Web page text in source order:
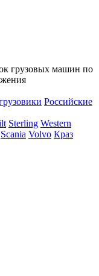
грузовых машин по
Российские
Sterling Western
Scania Volvo Краз